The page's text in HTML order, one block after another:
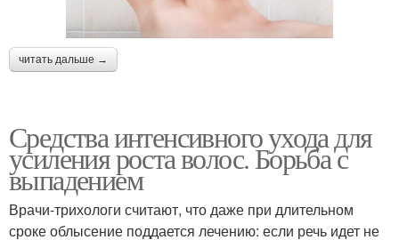
читать дальше →
Средства интенсивного ухода для
усиления роста волос. Борьба с
выпадением
Врачи-трихологи считают, что даже при длительном
сроке облысение поддается лечению: если речь идет не